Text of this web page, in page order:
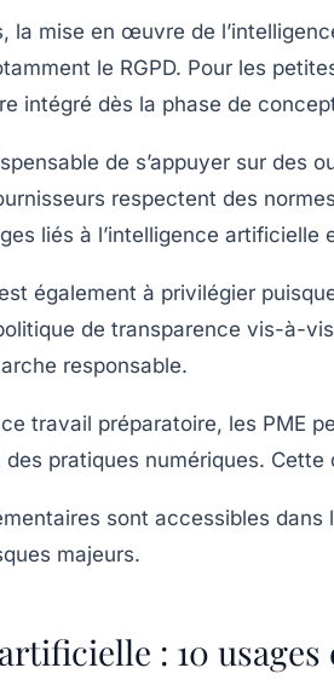
la mise en œuvre de
le RGPD. Pour les
intégré dès la phase de
de s’appuyer sur des
respectent des
liés à l’intelligence
également à privilégier
de transparence vis-à-
responsable.
travail préparatoire, les PME
des pratiques numériques.
sont accessibles dans
majeurs.
: 10